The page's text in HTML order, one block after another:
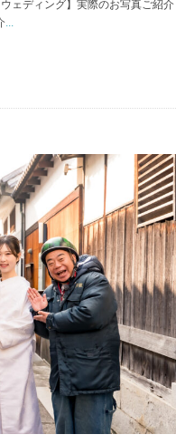
ェディング】実際のお写真ご紹介
...